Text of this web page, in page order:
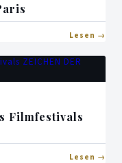
Lesen
Filmfestivals
Lesen